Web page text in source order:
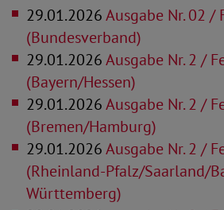
29.01.2026Ausgabe Nr. 02 /
(Bundesverband)
29.01.2026Ausgabe Nr. 2 /
(Bayern/Hessen)
29.01.2026Ausgabe Nr. 2 /
(Bremen/Hamburg)
29.01.2026Ausgabe Nr. 2 /
(Rheinland-Pfalz/Saarland/
Württemberg)